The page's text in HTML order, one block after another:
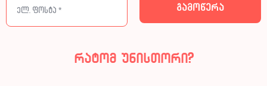
რატომ უნისთორი?